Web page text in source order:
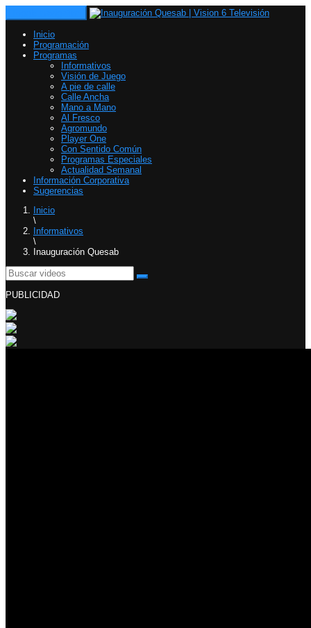
Inicio
Programación
Programas
Informativos
Visión de Juego
A pie de calle
Calle Ancha
Mano a Mano
Al Fresco
Agromundo
Player One
Con Sentido Común
Programas Especiales
Actualidad Semanal
Información Corporativa
Sugerencias
Inicio
\
Informativos
\
Inauguración Quesab
PUBLICIDAD